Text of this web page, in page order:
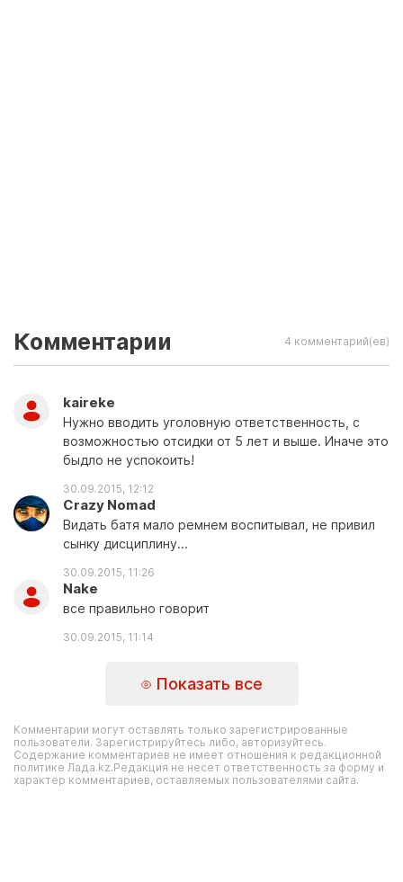
Комментарии 4 комментарий(ев)
kaireke
Нужно вводить уголовную ответственность, с
возможностью отсидки от 5 лет и выше. Иначе это
быдло не успокоить!
30.09.2015, 12:12
Crazy Nomad
Видать батя мало ремнем воспитывал, не привил
сынку дисциплину...
30.09.2015, 11:26
Nake
все правильно говорит
30.09.2015, 11:14
Показать все
Комментарии могут оставлять только зарегистрированные
пользователи. Зарегистрируйтесь либо, авторизуйтесь.
Содержание комментариев не имеет отношения к редакционной
политике Лада.kz.Редакция не несет ответственность за форму и
характер комментариев, оставляемых пользователями сайта.